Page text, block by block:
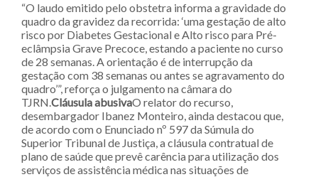
“O laudo emitido pelo obstetra informa a gravidade do
quadro da gravidez da recorrida: ‘uma gestação de alto
risco por Diabetes Gestacional e Alto risco para Pré-
eclâmpsia Grave Precoce, estando a paciente no curso
de 28 semanas. A orientação é de interrupção da
gestação com 38 semanas ou antes se agravamento do
quadro’”, reforça o julgamento na câmara do
TJRN.Cláusula abusivaO relator do recurso,
desembargador Ibanez Monteiro, ainda destacou que,
de acordo com o Enunciado nº 597 da Súmula do
Superior Tribunal de Justiça, a cláusula contratual de
plano de saúde que prevê carência para utilização dos
serviços de assistência médica nas situações de